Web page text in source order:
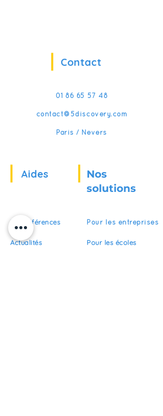
Contact
01 86 65 57 48
contact@5discovery.com
Paris / Nevers
Aides
Nos
solutions
Nos références
Actualités
Pour les entreprises
Pour les écoles